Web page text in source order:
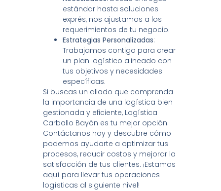
estándar hasta soluciones
exprés, nos ajustamos a los
requerimientos de tu negocio.
Estrategias Personalizadas:
Trabajamos contigo para crear
un plan logístico alineado con
tus objetivos y necesidades
específicas.
Si buscas un aliado que comprenda
la importancia de una logística bien
gestionada y eficiente, Logística
Carballo Bayón es tu mejor opción.
Contáctanos hoy y descubre cómo
podemos ayudarte a optimizar tus
procesos, reducir costos y mejorar la
satisfacción de tus clientes. ¡Estamos
aquí para llevar tus operaciones
logísticas al siguiente nivel!